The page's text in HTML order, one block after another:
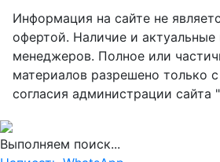
Информация на сайте не
офертой. Наличие и актуальные
менеджеров. Полное или
материалов разрешено только
согласия администрации сайта "
Выполняем поиск...